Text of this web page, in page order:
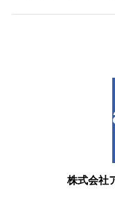
株式会社